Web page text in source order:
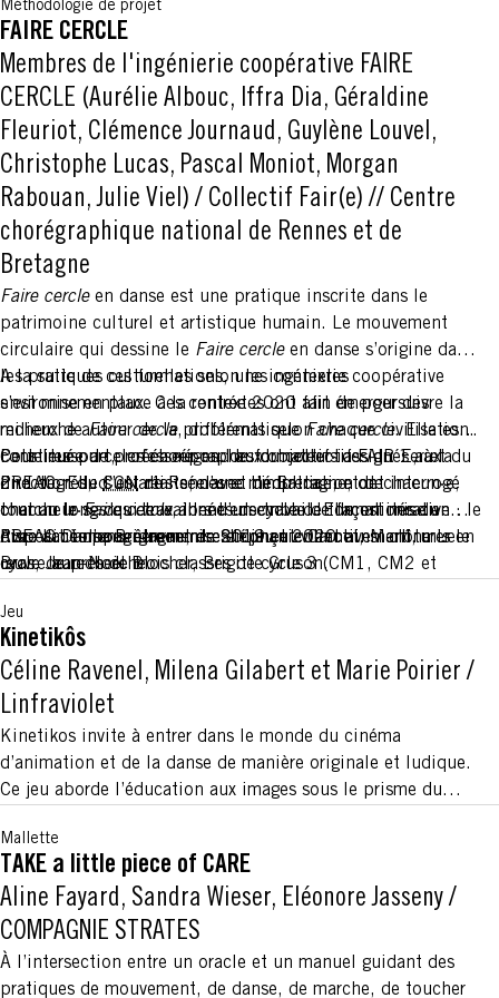
toutes et tous les formatrices et formateurs en éducation
artistique et culturelle.
Méthodologie de projet
FAIRE CERCLE
Membres de l'ingénierie coopérative FAIRE
CERCLE (Aurélie Albouc, Iffra Dia, Géraldine
Fleuriot, Clémence Journaud, Guylène Louvel,
Christophe Lucas, Pascal Moniot, Morgan
Rabouan, Julie Viel) / Collectif Fair(e) // Centre
chorégraphique national de Rennes et de
Bretagne
Faire cercleen danse est une pratique inscrite dans le
patrimoine culturel et artistique humain. Le mouvement
circulaire qui dessine le Faire cercleen danse s’origine dans
les pratiques culturelles selon les contextes
environnementaux. Ces contextes ont fait émerger des
milieux deFaire cercle, différents selon chaque civilisation.
Pour leur part, les chorégraphes du collectif FAIR-E, à la
direction duCCNde Rennes et de Bretagne, ont interrogé
chacun leFaire cercle, lors d’un cycle de formations du
PREAC Danse Bretagne, en 2019 et 2020.
A la suite de ces formations, une ingénierie coopérative
s’est mise en place à la rentrée 2020 afin de poursuivre la
recherche autour de la problématiqueFaire cercle. Elle est
constituée de professeur∙es, de formateur∙ices du 1er et du
2nd degrés, d’un artiste, d’une médiatrice, et de
chercheur∙ses qui travaillent ensemble de façon itérative : le
dispositif d’enseignement est conçu collectivement, mis en
œuvre auprès de trois classes de cycle 3 (CM1, CM2 et
notes, d’observations, d’entretiens, puis réélaboré et remis
en œuvre à nouveau auprès des élèves.
Cette ressource créée répond aux objectifs assignés aux
PREAC. Elle s’est réalisée avec l’implication de chacun∙e,
tout au long des deux années de travail. Elle est mise en
libre accès pour être remise en jeu et vient ainsi clôturer le
cycle de recherche.
Avec l'accompagnement de Stéphanie Carnet, Martine Le
Bras, Jean-Noël Blocher, Brigitte Gruson.
Jeu
Kinetikôs
Céline Ravenel, Milena Gilabert et Marie Poirier /
Linfraviolet
Kinetikos invite à entrer dans le monde du cinéma
d’animation et de la danse de manière originale et ludique.
Ce jeu aborde l’éducation aux images sous le prisme du
L’objectif du jeu est de collecter plusieurs cartes “actions”
du film par équipe, les scanner pour en visionner l’extrait et
de mettre chacune de ces cartes en mouvement. A la fin de
la partie, chaque équipe montre sous forme de battle de
danse sa phrase chorégraphique ainsi obtenue. Une
captation en stop motion est créée automatiquement par
Mallette
TAKE a little piece of CARE
Aline Fayard, Sandra Wieser, Eléonore Jasseny /
COMPAGNIE STRATES
À l’intersection entre un oracle et un manuel guidant des
pratiques de mouvement, de danse, de marche, de toucher